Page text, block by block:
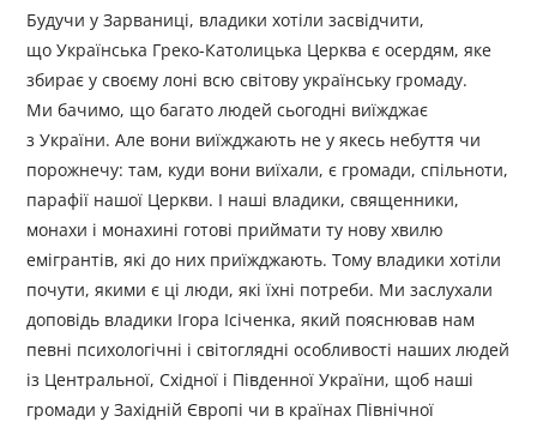
Будучи у Зарваниці, владики хотіли засвідчити,
що Українська Греко-Католицька Церква є осердям, яке
збирає у своєму лоні всю світову українську громаду.
Ми бачимо, що багато людей сьогодні виїжджає
з України. Але вони виїжджають не у якесь небуття чи
порожнечу: там, куди вони виїхали, є громади, спільноти,
парафії нашої Церкви. І наші владики, священники,
монахи і монахині готові приймати ту нову хвилю
емігрантів, які до них приїжджають. Тому владики хотіли
почути, якими є ці люди, які їхні потреби. Ми заслухали
доповідь владики Ігора Ісіченка, який пояснював нам
певні психологічні і світоглядні особливості наших людей
із Центральної, Східної і Південної України, щоб наші
громади у Західній Європі чи в країнах Північної